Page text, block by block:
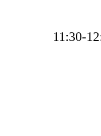
11:30-